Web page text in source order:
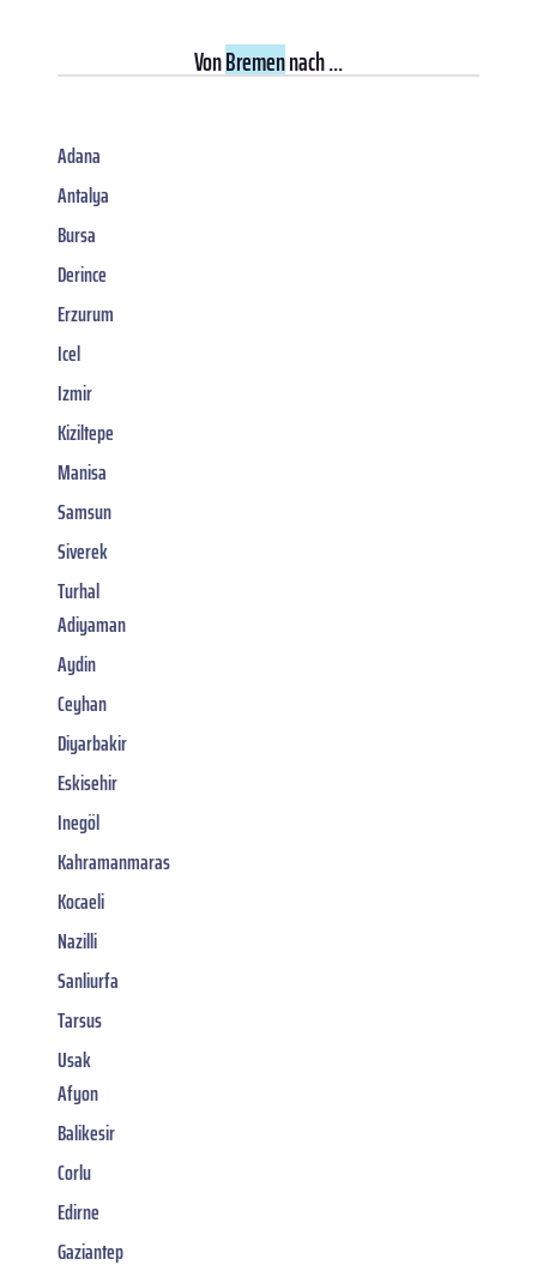
VonBremennach ...
Adana
Antalya
Bursa
Derince
Erzurum
Icel
Izmir
Kiziltepe
Manisa
Samsun
Siverek
Turhal
Adiyaman
Aydin
Ceyhan
Diyarbakir
Eskisehir
Inegöl
Kahramanmaras
Kocaeli
Nazilli
Sanliurfa
Tarsus
Usak
Afyon
Balikesir
Corlu
Edirne
Gaziantep